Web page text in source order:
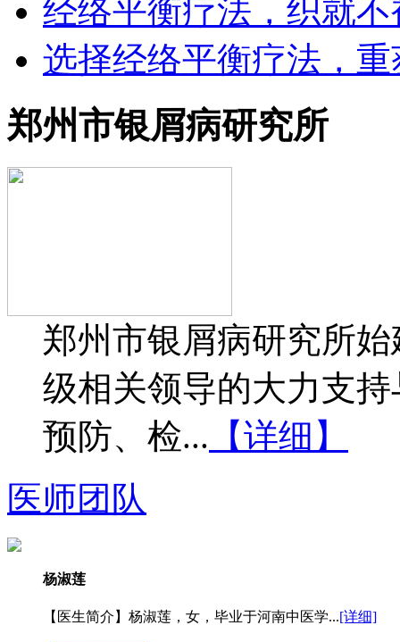
经络平衡疗法，织就
选择经络平衡疗法，
郑州市银屑病研究所
郑州市银屑病研究所
级相关领导的大力支
预防、检... 【详细】
医师团队
杨淑莲
【医生简介】杨淑莲，女，毕业于河南中医学...[详细]